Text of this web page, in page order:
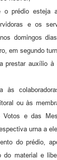
o prédio esteja
e os
domingos
em segundo
prestar auxílio à
às
ou às
Votos e das
urna a
do prédio,
do material e